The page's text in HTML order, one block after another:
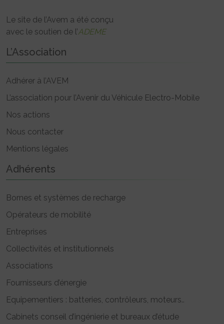
Le site de l’Avem a été conçu
avec le soutien de l’ADEME
L’Association
Adhérer à l’AVEM
L’association pour l’Avenir du Véhicule Electro-Mobile
Nos actions
Nous contacter
Mentions légales
Adhérents
Bornes et systèmes de recharge
Opérateurs de mobilité
Entreprises
Collectivités et institutionnels
Associations
Fournisseurs d’énergie
Equipementiers : batteries, contrôleurs, moteurs..
Cabinets conseil d’ingénierie et bureaux d’étude